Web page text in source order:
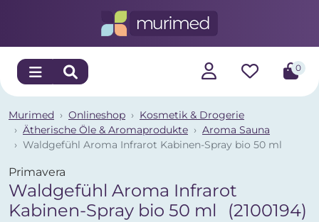
0
Murimed Onlineshop
Kosmetik & Drogerie
Ätherische Öle & Aromaprodukte
Aroma Sauna
Waldgefühl Aroma Infrarot Kabinen-Spray bio 50 ml
Primavera
Waldgefühl Aroma Infrarot
Kabinen-Spray bio 50 ml
(2100194)